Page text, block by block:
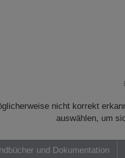
nicht korrekt
auswählen, um
und Dokumentation